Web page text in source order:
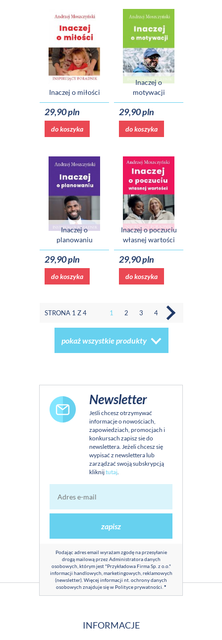
Inaczej o miłości
29,90 pln
do koszyka
Inaczej o
motywacji
29,90 pln
do koszyka
Inaczej o
planowaniu
29,90 pln
do koszyka
Inaczej o poczuciu
własnej wartości
29,90 pln
do koszyka
STRONA 1 Z 4 1 2 3 4
pokaż wszystkie produkty
Newsletter
Jeśli chcesz otrzymywać
informacje o nowościach,
zapowiedziach, promocjach i
konkursach zapisz sie do
newslettera. Jeżeli chcesz się
wypisać z newslettera lub
zarządzać swoją subskrypcją
kliknijtutaj.
zapisz
Podając adres email wyrażam zgodę na przesyłanie
drogą mailową przez Administratora danych
osobowych, którym jest "Przykładowa Firma Sp. z o.o."
informacji handlowych, marketingowych, reklamowych
(newsletter). Więcej informacji nt. ochrony danych
osobowych znajduje się w Polityce prywatności *
INFORMACJE